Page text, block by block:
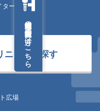
ター募集
ニックを探す
広場
掲載希望の歯科医院の方はこちら